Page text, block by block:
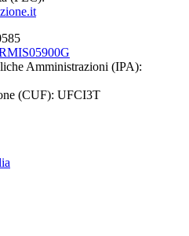
Amministrazioni (IPA):
(CUF): UFCI3T